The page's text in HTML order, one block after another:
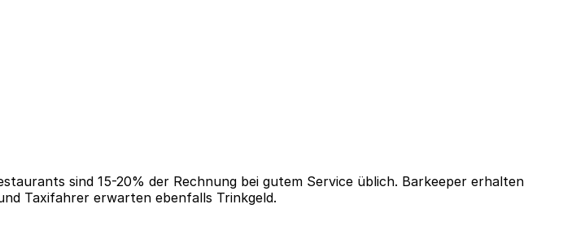
sind 15-20% der Rechnung bei gutem Service üblich. Barkeeper erhalten
Taxifahrer erwarten ebenfalls Trinkgeld.